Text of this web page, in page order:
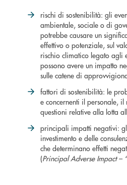
rischi di sostenibilità: gli
ambientale, sociale o di
potrebbe causare un
effettivo o potenziale, sul
rischio climatico legato agli
possono avere un impatto
sulle catene di
fattori di sostenibilità: le
e concernenti il personale,
questioni relative alla lotta
principali impatti negativi:
investimento e delle
che determinano effetti
(Principal Adverse Impact –